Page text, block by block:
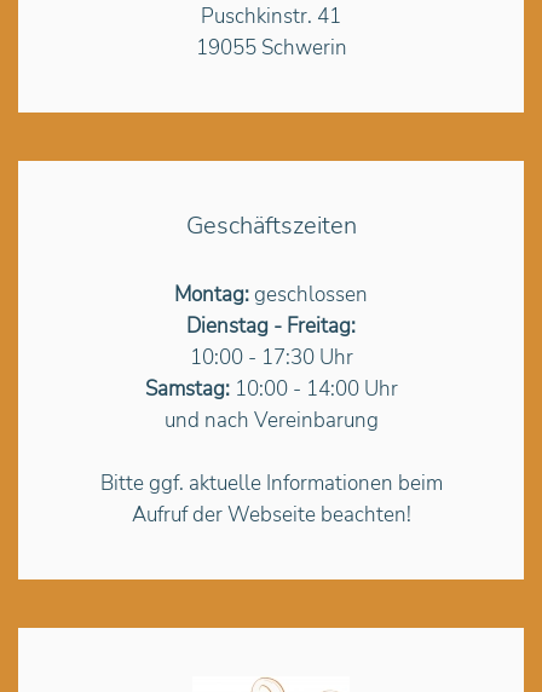
Puschkinstr. 41
19055 Schwerin
Geschäftszeiten
Montag:geschlossen
Dienstag - Freitag:
10:00 - 17:30 Uhr
Samstag:10:00 - 14:00 Uhr
und nach Vereinbarung
Bitte ggf. aktuelle Informationen beim
Aufruf der Webseite beachten!